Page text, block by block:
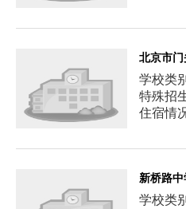
北京市
学校类
特殊招
住宿情
新桥路中
学校类